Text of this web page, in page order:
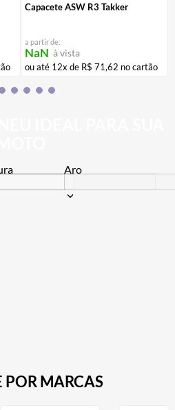
Capacete ASW R3 Takker
a partir de:
NaN à vista
ou até 12x de R$ 71,62 no cartão
Aro
POR MARCAS